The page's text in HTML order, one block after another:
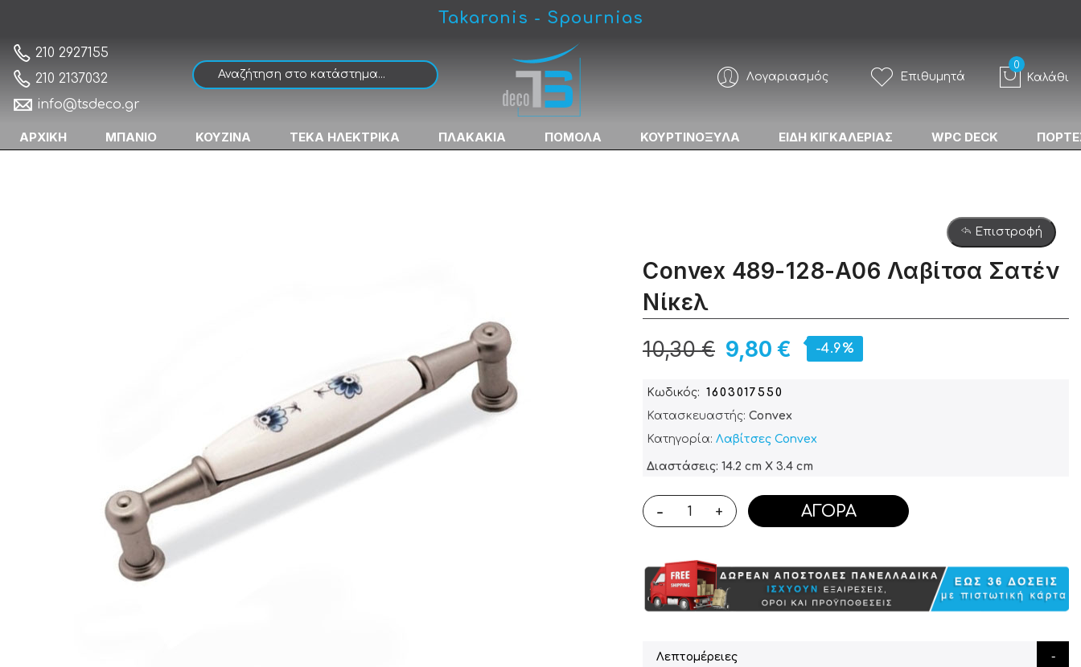
Takaronis - Spournias
210 2927155
210 2137032
info@tsdeco.gr
Λογαριασμός Επιθυμητά Καλάθι
ΑΡΧΙΚΗ ΜΠΑΝΙΟ ΚΟΥΖΙΝΑ ΤΕΚΑ ΗΛΕΚΤΡΙΚΑ ΠΛΑΚΑΚΙΑ ΠΟΜΟΛΑ ΚΟΥΡΤΙΝΟΞΥΛΑ ΕΙΔΗ ΚΙΓΚΑΛΕΡΙΑΣ WPC DECK
Επιστροφή
Convex 489-128-A06 Λαβίτσα Σατέν
Νίκελ
9,80 €
10,30 € -4.9%
Κωδικός
1603017550
Κατασκευαστής: Convex
Κατηγορία: Λαβίτσες Convex
Διαστάσεις: 14.2 cm X 3.4 cm
- + ΑΓΟΡΆ
Λεπτομέρειες